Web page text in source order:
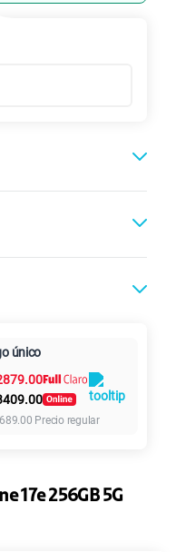
en alta velocidad
S/29.90
en alta velocidad
intereses
único
Precio regular
17e 256GB 5G